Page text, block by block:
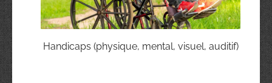
Handicaps (physique, mental, visuel, auditif)